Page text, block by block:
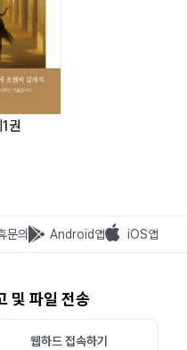
권
문의 Android앱 iOS앱
및 파일 전송
웹하드 접속하기